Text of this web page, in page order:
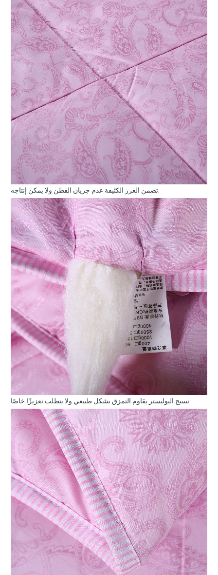
تضمن الغرز الكثيفة عدم جريان القطن ولا يمكن إنتاجه.
نسيج البوليستر يقاوم التمزق بشكل طبيعي ولا يتطلب تعزيزًا خاصًا.